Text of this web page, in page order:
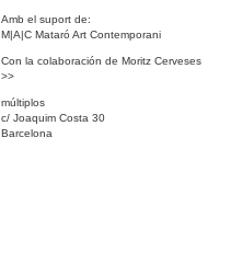
Amb el suport de:
M|A|C Mataró Art Contemporani
Con la colaboración de Moritz Cerveses
>>
múltiplos
c/ Joaquim Costa 30
Barcelona